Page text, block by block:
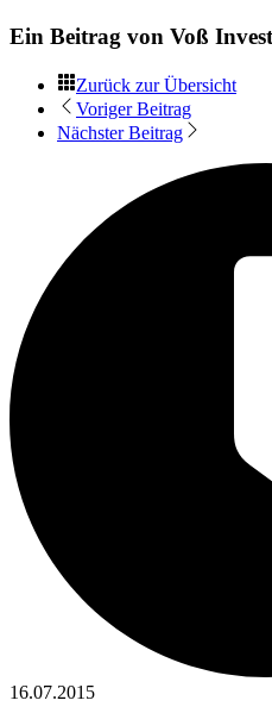
Ein Beitrag von Voß
Zurück zur Übersicht
Voriger Beitrag
Nächster Beitrag
16.07.2015